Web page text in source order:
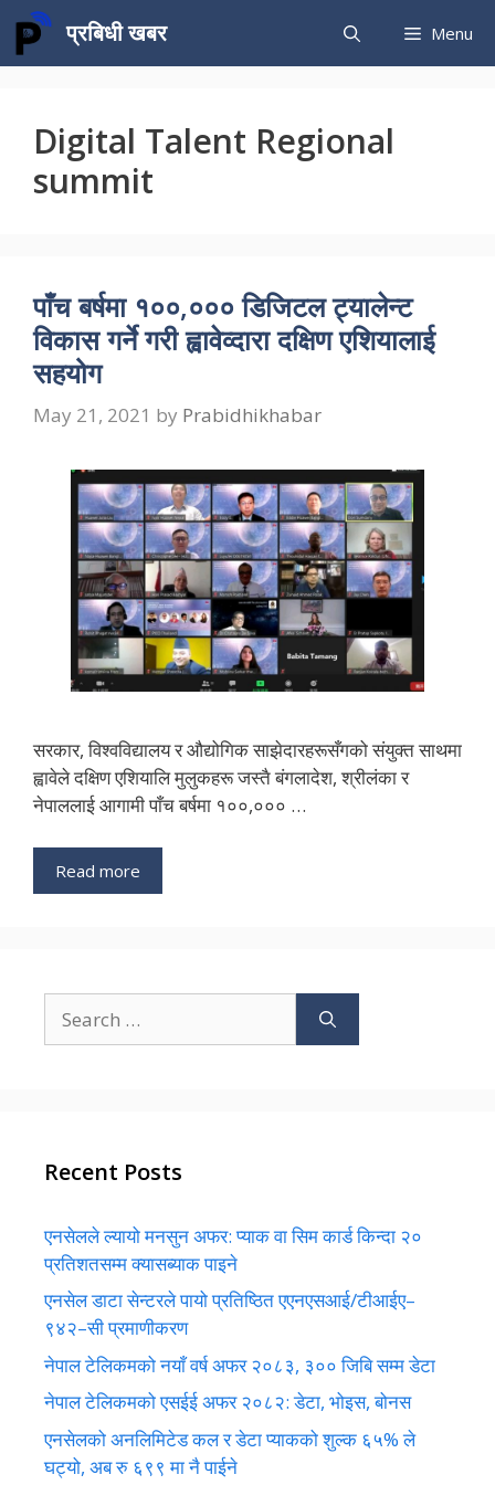
Skip
content
प्रबिधी खबर Menu
Digital Talent Regional
summit
पाँच बर्षमा १००,००० डिजिटल ट्यालेन्ट
विकास गर्ने गरी ह्वावेव्दारा दक्षिण एशियालाई
सहयोग
May 21, 2021 by Prabidhikhabar
सरकार, विश्वविद्यालय र औद्योगिक साझेदारहरूसँगको संयुक्त साथमा
ह्वावेले दक्षिण एशियालि मुलुकहरू जस्तै बंगलादेश, श्रीलंका र
नेपाललाई आगामी पाँच बर्षमा १००,००० …
Read more
for:
Recent Posts
एनसेलले ल्यायो मनसुन अफर: प्याक वा सिम कार्ड किन्दा २०
प्रतिशतसम्म क्यासब्याक पाइने
एनसेल डाटा सेन्टरले पायो प्रतिष्ठित एएनएसआई/टीआईए–
९४२–सी प्रमाणीकरण
नेपाल टेलिकमको नयाँ वर्ष अफर २०८३, ३०० जिबि सम्म डेटा
नेपाल टेलिकमको एसईई अफर २०८२: डेटा, भोइस, बोनस
एनसेलको अनलिमिटेड कल र डेटा प्याकको शुल्क ६५% ले
घट्यो, अब रु ६९९ मा नै पाईने